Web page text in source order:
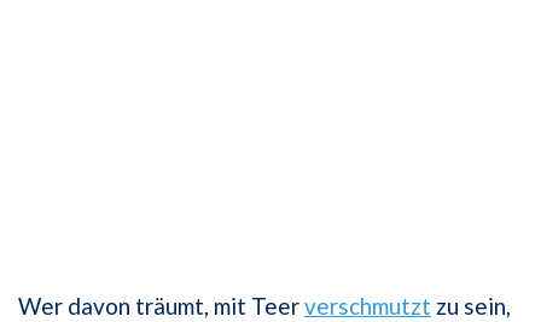
Wer davon träumt, mit Teerverschmutzt zu sein,